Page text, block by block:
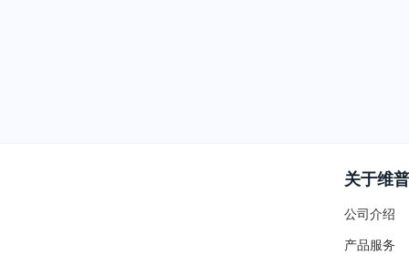
关于维普
公司介绍
产品服务